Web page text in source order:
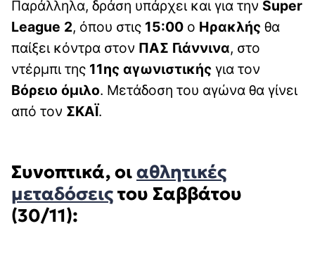
Παράλληλα, δράση υπάρχει και για την Super
League 2, όπου στις 15:00 ο Ηρακλής θα
παίξει κόντρα στον ΠΑΣ Γιάννινα, στο
ντέρμπι της 11ης αγωνιστικής για τον
Βόρειο όμιλο. Μετάδοση του αγώνα θα γίνει
από τον ΣΚΑΪ.
Συνοπτικά, οιαθλητικές
μεταδόσειςτου Σαββάτου
(30/11):